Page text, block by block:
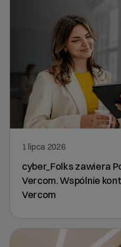
1 lipca 2026
cyber_Folks zawiera
Vercom. Wspólnie
Vercom